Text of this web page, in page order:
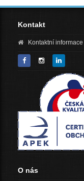
Kontakt
Kontaktní informace
O nás